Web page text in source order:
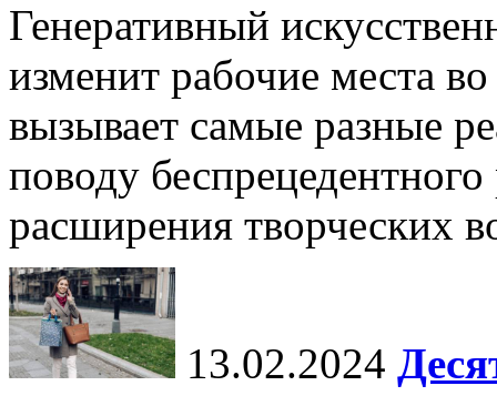
Генеративный
изменит рабочие места
вызывает самые разные
поводу
расширения творческих
13.02.2024